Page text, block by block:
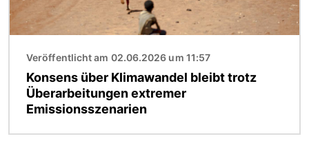
Veröffentlicht am 02.06.2026 um 11:57
Konsens über Klimawandel bleibt trotz
Überarbeitungen extremer
Emissionsszenarien